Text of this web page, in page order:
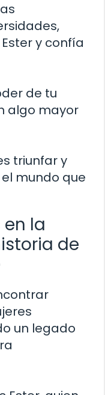
y confía
de tu
algo mayor
triunfar y
mundo que
la
de
un legado